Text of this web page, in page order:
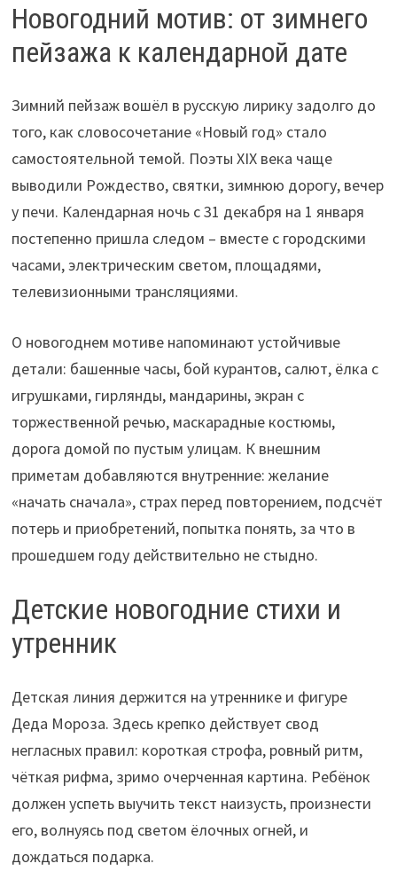
Новогодний мотив: от зимнего
пейзажа к календарной дате
Зимний пейзаж вошёл в русскую лирику задолго до
того, как словосочетание «Новый год» стало
самостоятельной темой. Поэты XIX века чаще
выводили Рождество, святки, зимнюю дорогу, вечер
у печи. Календарная ночь с 31 декабря на 1 января
постепенно пришла следом – вместе с городскими
часами, электрическим светом, площадями,
телевизионными трансляциями.
О новогоднем мотиве напоминают устойчивые
детали: башенные часы, бой курантов, салют, ёлка с
игрушками, гирлянды, мандарины, экран с
торжественной речью, маскарадные костюмы,
дорога домой по пустым улицам. К внешним
приметам добавляются внутренние: желание
«начать сначала», страх перед повторением, подсчёт
потерь и приобретений, попытка понять, за что в
прошедшем году действительно не стыдно.
Детские новогодние стихи и
утренник
Детская линия держится на утреннике и фигуре
Деда Мороза. Здесь крепко действует свод
негласных правил: короткая строфа, ровный ритм,
чёткая рифма, зримо очерченная картина. Ребёнок
должен успеть выучить текст наизусть, произнести
его, волнуясь под светом ёлочных огней, и
дождаться подарка.